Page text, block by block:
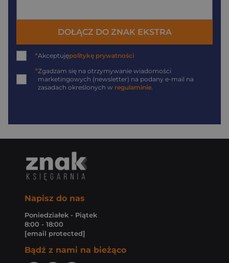
DOŁĄCZ DO ZNAK EKSTRA
*Akceptujępolitykę prywatności
*Zgadzam się na otrzymywanie wiadomości
marketingowych (newsletter) na podany e-mail na
zasadach określonych w regulaminie
Napisz do nas
Poniedziałek - Piątek
8:00 - 18:00
[email protected]
Bądź z nami na bieżąco